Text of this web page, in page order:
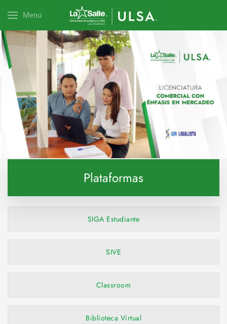
Menú
Explora esta carrera
Plataformas
SIGA Estudiante
SIVE
Classroom
Biblioteca Virtual